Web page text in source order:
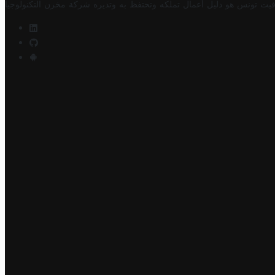
تونس هو دليل أعمال تملكه وتحتفظ به وتديره شركة مخزن التكنولوجيا